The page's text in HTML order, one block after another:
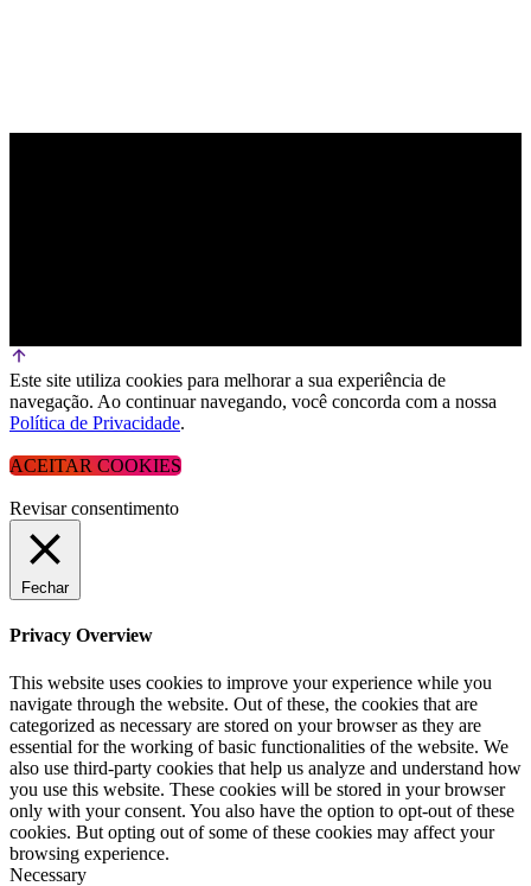
Este site utiliza cookies para melhorar a sua experiência de
navegação. Ao continuar navegando, você concorda com a nossa
Política de Privacidade.
ACEITAR COOKIES
Revisar consentimento
Fechar
Privacy Overview
This website uses cookies to improve your experience while you
navigate through the website. Out of these, the cookies that are
categorized as necessary are stored on your browser as they are
essential for the working of basic functionalities of the website. We
also use third-party cookies that help us analyze and understand how
you use this website. These cookies will be stored in your browser
only with your consent. You also have the option to opt-out of these
cookies. But opting out of some of these cookies may affect your
browsing experience.
Necessary